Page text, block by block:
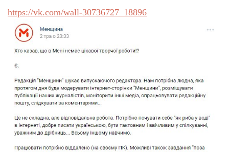
https://vk.com/wall-30736727_18896